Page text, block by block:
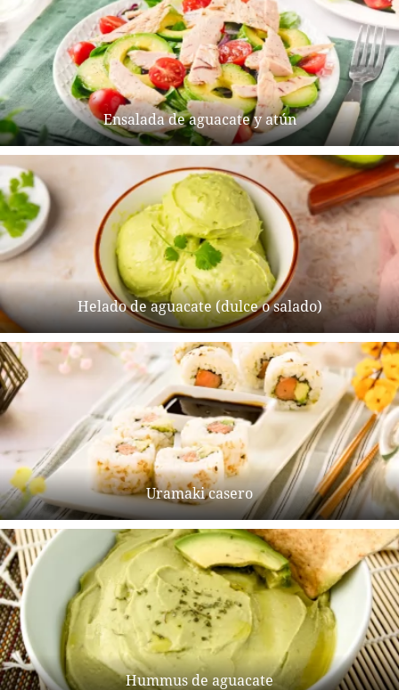
Ensalada de aguacate y atún
Helado de aguacate (dulce o salado)
Uramaki casero
Hummus de aguacate